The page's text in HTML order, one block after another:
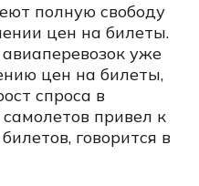
полную свободу
цен на билеты.
уже
цен на билеты,
спроса в
привел к
говорится в